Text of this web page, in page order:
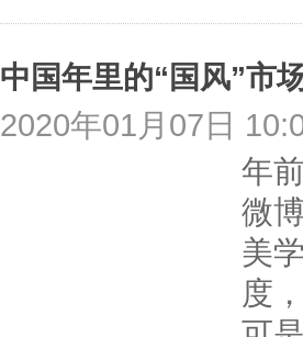
中国年里的“国风”市
2020年01月07日
年
微
美
度